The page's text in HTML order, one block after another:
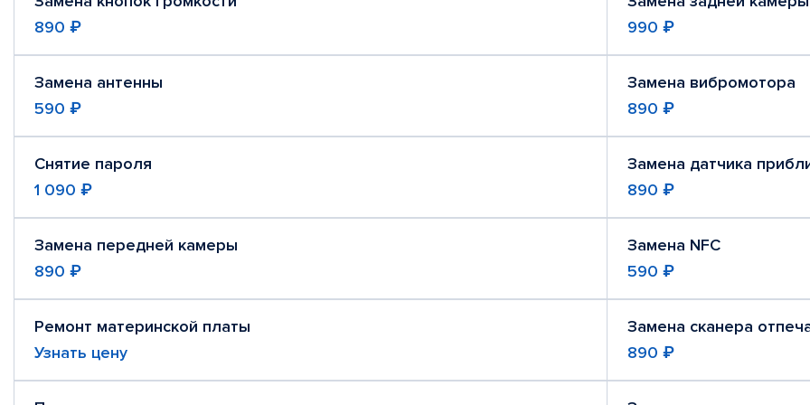
890 ₽
990 ₽
Замена антенны
590 ₽
Замена вибромотора
890 ₽
Снятие пароля
1 090 ₽
Замена датчика
890 ₽
Замена передней камеры
890 ₽
Замена NFC
590 ₽
Ремонт материнской платы
Узнать цену
Замена сканера
890 ₽